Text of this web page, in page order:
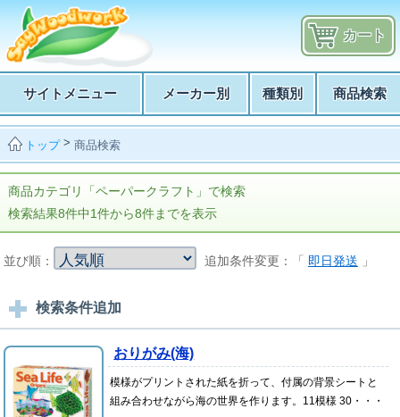
カート
サイトメニュー メーカー別 種類別 商品検索
トップ>商品検索
商品カテゴリ「ペーパークラフト」で検索
検索結果8件中1件から8件までを表示
並び順： 追加条件変更：「 即日発送 」
検索条件追加
おりがみ(海)
模様がプリントされた紙を折って、付属の背景シートと
組み合わせながら海の世界を作ります。11模様 30・・・